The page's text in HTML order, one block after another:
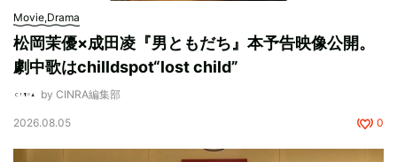
Movie,Drama
松岡茉優×成田凌『男ともだち』本予告映像公開。
劇中歌はchilldspot“lost child”
by CINRA編集部
2026.08.05 0